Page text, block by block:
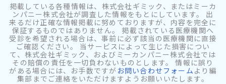
掲載している各種情報は、株式会社ギミック、またはミーカ
ンパニー株式会社が調査した情報をもとにしています。 出
来るだけ正確な情報掲載に努めておりますが、内容を完全に
保証するものではありません。 掲載されている医療機関へ
受診を希望される場合は、事前に必ず該当の医療機関に直接
ご確認ください。 当サービスによって生じた損害につい
て、株式会社ギミック、およびミーカンパニー株式会社では
その賠償の責任を一切負わないものとします。 情報に誤り
がある場合には、お手数ですが お問い合わせフォーム より編
集部までご連絡をいただけますようお願いいたします。